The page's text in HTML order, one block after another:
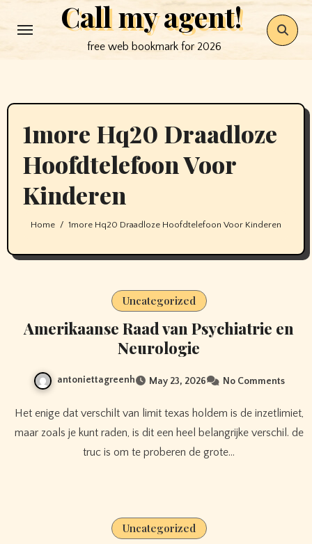
to
Call my agent!
free web bookmark for 2026
1more Hq20 Draadloze
Hoofdtelefoon Voor
Kinderen
Home 1more Hq20 Draadloze Hoofdtelefoon Voor Kinderen
Uncategorized
Amerikaanse Raad van Psychiatrie en
Neurologie
antoniettagreenh May 23, 2026 No Comments
Het enige dat verschilt van limit texas holdem is de inzetlimiet,
maar zoals je kunt raden, is dit een heel belangrijke verschil. de
truc is om te proberen de grote…
Uncategorized